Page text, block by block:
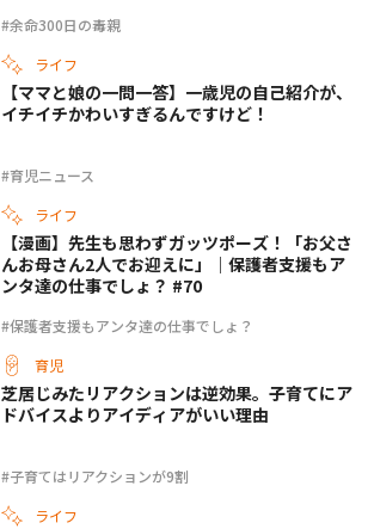
#余命300日の毒親
ライフ
#育児ニュース
【ママと娘の一問一答】一歳児の自己紹介が、
イチイチかわいすぎるんですけど！
ライフ
#保護者支援もアンタ達の仕事でしょ？
【漫画】先生も思わずガッツポーズ！「お父さ
んお母さん2人でお迎えに」｜保護者支援もア
ンタ達の仕事でしょ？ #70
育児
#子育てはリアクションが9割
芝居じみたリアクションは逆効果。子育てにア
ドバイスよりアイディアがいい理由
ライフ